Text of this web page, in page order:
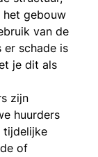
het gebouw
van de
er schade is
je dit als
zijn
huurders
tijdelijke
of